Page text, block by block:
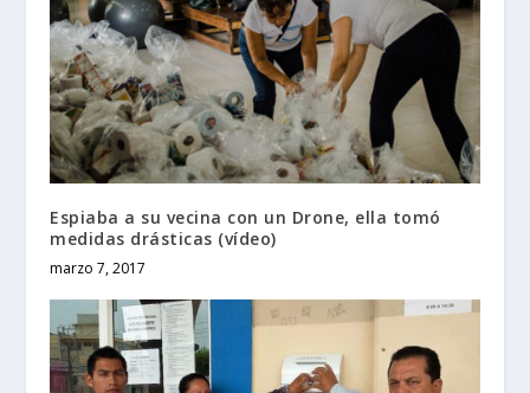
Espiaba a su vecina con un Drone, ella tomó
medidas drásticas (vídeo)
marzo 7, 2017